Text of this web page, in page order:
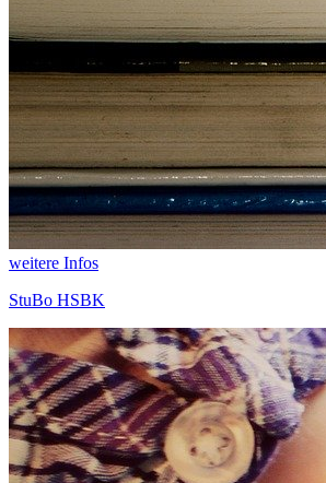
weitere Infos
StuBo HSBK